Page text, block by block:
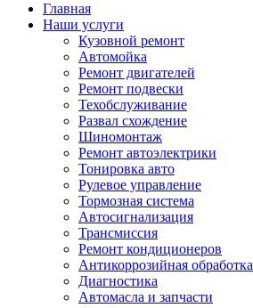
Главная
Наши услуги
Кузовной ремонт
Автомойка
Ремонт двигателей
Ремонт подвески
Техобслуживание
Развал схождение
Шиномонтаж
Ремонт автоэлектрики
Тонировка авто
Рулевое управление
Тормозная система
Автосигнализация
Трансмиссия
Ремонт кондиционеров
Антикоррозийная обработка
Диагностика
Автомасла и запчасти